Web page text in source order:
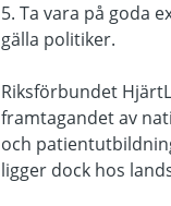
5. Ta vara på goda
gälla politiker.
Riksförbundet
framtagandet av
och
ligger dock hos